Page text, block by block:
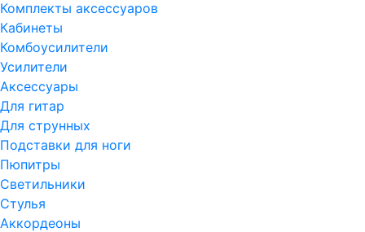
Комплекты аксессуаров
Кабинеты
Комбоусилители
Усилители
Аксессуары
Для гитар
Для струнных
Подставки для ноги
Пюпитры
Светильники
Стулья
Аккордеоны